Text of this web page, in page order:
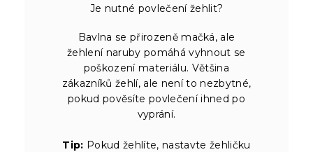
Je nutné povlečení žehlit?
Bavlna se přirozeně mačká, ale
žehlení naruby pomáhá vyhnout se
poškození materiálu. Většina
zákazníků žehlí, ale není to nezbytné,
pokud pověsíte povlečení ihned po
vyprání.
Tip: Pokud žehlíte, nastavte žehličku